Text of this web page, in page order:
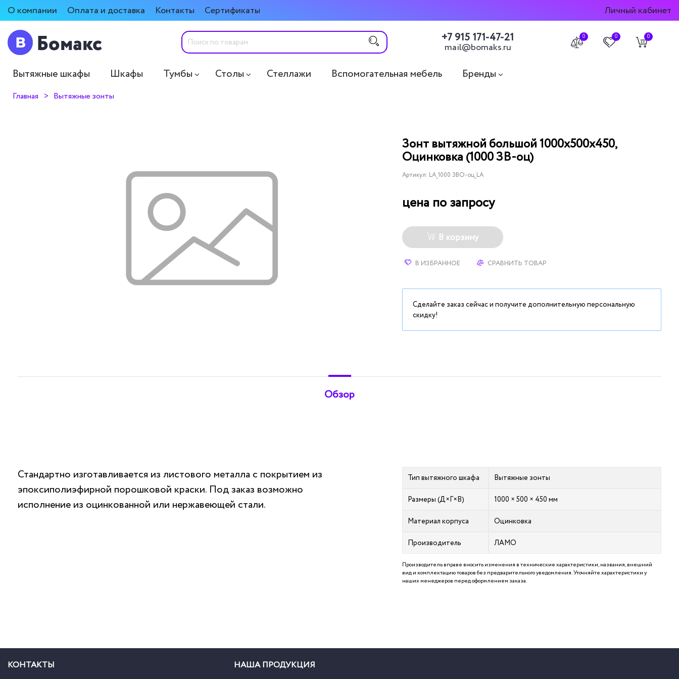
О компании Оплата и доставка Контакты Сертификаты Личный кабинет
+7 915 171-47-21
mail@bomaks.ru
0 0 0
Вытяжные шкафы Шкафы Тумбы Столы Стеллажи Вспомогательная мебель Бренды
Главная Вытяжные зонты
Зонт вытяжной большой 1000х500х450,
Оцинковка (1000 ЗВ-оц)
Артикул: LA_1000 ЗВО-оц_LA
цена по запросу
В корзину
В ИЗБРАННОЕ СРАВНИТЬ ТОВАР
Сделайте заказ сейчас и получите дополнительную персональную
скидку!
Обзор
Стандартно изготавливается из листового металла с покрытием из
эпоксиполиэфирной порошковой краски. Под заказ возможно
исполнение из оцинкованной или нержавеющей стали.
Тип вытяжного шкафа Вытяжные зонты
Размеры (Д×Г×В) 1000 × 500 × 450 мм
Материал корпуса Оцинковка
Производитель ЛАМО
Производитель вправе вносить изменения в технические характеристики, названия, внешний
вид и комплектацию товаров без предварительного уведомления. Уточняйте характеристики у
наших менеджеров перед оформлением заказа.
КОНТАКТЫ НАША ПРОДУКЦИЯ